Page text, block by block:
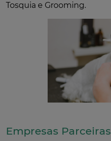
Tosquia e Grooming.
Empresas Parceiras